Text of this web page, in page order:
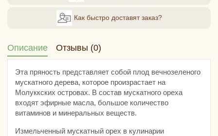
Как быстро доставят заказ?
Описание Отзывы (0)
Эта пряность представляет собой плод вечнозеленого
мускатного дерева, которое произрастает на
Молуккских островах. В состав мускатного ореха
входят эфирные масла, большое количество
витаминов и минеральных веществ.
Измельченный мускатный орех в кулинарии